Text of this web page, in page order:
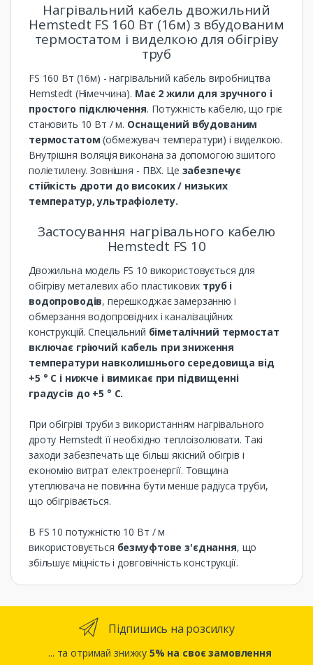
Нагрівальний кабель двожильний
Hemstedt FS 160 Вт (16м) з вбудованим
термостатом і виделкою для обігріву
труб
FS 160 Вт (16м) - нагрівальний кабель виробництва
Hemstedt (Німеччина). Має 2 жили для зручного і
простого підключення. Потужність кабелю, що гріє
становить 10 Вт / м. Оснащений вбудованим
термостатом(обмежувач температури) і виделкою.
Внутрішня ізоляція виконана за допомогою зшитого
поліетилену. Зовнішня - ПВХ. Це забезпечує
стійкість дроти до високих / низьких
температур, ультрафіолету.
Застосування нагрівального кабелю
Hemstedt FS 10
Двожильна модель FS 10 використовується для
обігріву металевих або пластикових труб і
водопроводів, перешкоджає замерзанню і
обмерзання водопровідних і каналізаційних
конструкцій. Спеціальний біметалічний термостат
включає гріючий кабель при зниження
температури навколишнього середовища від
+5 ° С і нижче і вимикає при підвищенні
градусів до +5 ° С.
При обігріві труби з використанням нагрівального
дроту Hemstedt її необхідно теплоізолювати. Такі
заходи забезпечать ще більш якісний обігрів і
економію витрат електроенергії. Товщина
утеплювача не повинна бути менше радіуса труби,
що обігрівається.
В FS 10 потужністю 10 Вт / м
використовується безмуфтове з'єднання, що
збільшує міцність і довговічність конструкції.
Підпишись на розсилку
... та отримай знижку 5% на своє замовлення